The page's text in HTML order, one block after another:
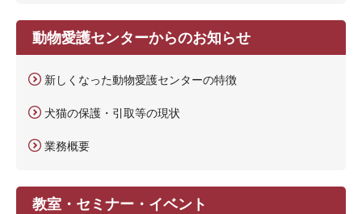
動物愛護センターからのお知らせ
新しくなった動物愛護センターの特徴
犬猫の保護・引取等の現状
業務概要
教室・セミナー・イベント